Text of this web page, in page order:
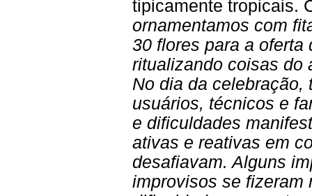
tipicamente tropicais.
ornamentamos com
30 flores para a oferta
ritualizando coisas do
No dia da celebração,
usuários, técnicos e
e dificuldades
ativas e reativas em
desafiavam. Alguns
improvisos se fizeram